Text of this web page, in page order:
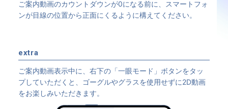
ご案内動画のカウントダウンが0になる前に、スマートフォ
ンが目線の位置から正面にくるように構えてください。
extra
ご案内動画表示中に、右下の「一眼モード」ボタンをタッ
プしていただくと、ゴーグルやグラスを使用せずに2D動画
をお楽しみいただきます。